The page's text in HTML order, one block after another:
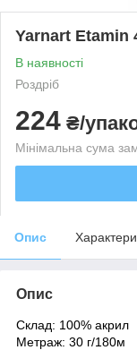
Yarnart Etamin
В наявності
Роздріб
224 ₴/
Мінімальна сума
Опис
Опис
Склад: 100% акрил
Метраж: 30 г/180м